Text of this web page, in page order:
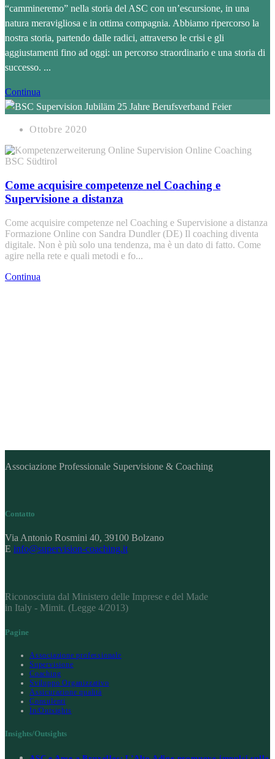
“cammineremo” nella storia del ASC con un’escursione, in una
natura meravigliosa e in ottima compagnia. Abbiamo ripercorso la
nostra storia, partendo dalle radici, attraverso le crisi e gli
aggiustamenti fino ad oggi: un percorso straordinario e una storia di
successo. ...
Continua
Ottobre 2020
Come acquisire competenze nel Coaching e
Supervisione a distanza
Come acquisire competenze nel Coaching e Supervisione a distanza
Formazione Online con Sandra Dundler (DE) Il coaching diventa
digitale. Non è più solo una tendenza, ma è un dato di fatto. Come
agire nella rete e quali metodi e fo...
Continua
Associazione Professionale Supervisione & Coaching
Contatto
Via Antonio Rosmini 40, 39100 Bolzano
E info@supervision-coaching.it
Riconosciuta dal Ministero delle Imprese e del Made
in Italy - Mimit. (Legge 4/2013)
Pagine
Associazione professionale
Supervisione
Coaching
Sviluppo Organizzativo
Assicurazione qualità
Consulenti
In/Outsights
Insights/Outsights